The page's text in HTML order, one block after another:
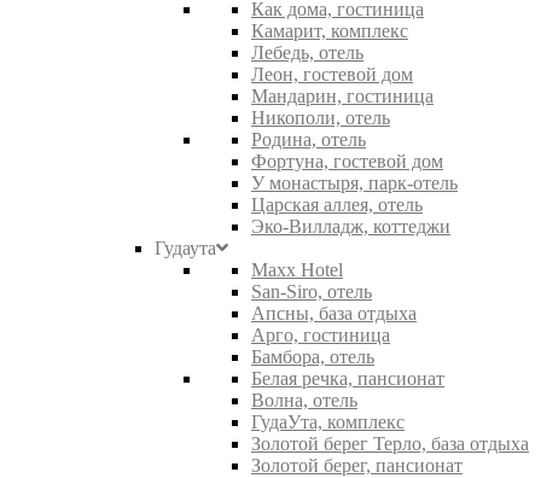
Как дома, гостиница
Камарит, комплекс
Лебедь, отель
Леон, гостевой дом
Мандарин, гостиница
Никополи, отель
Родина, отель
Фортуна, гостевой дом
У монастыря, парк-отель
Царская аллея, отель
Эко-Вилладж, коттеджи
Гудаута
Maxx Hotel
San-Siro, отель
Апсны, база отдыха
Арго, гостиница
Бамбора, отель
Белая речка, пансионат
Волна, отель
ГудаУта, комплекс
Золотой берег Терло, база отдыха
Золотой берег, пансионат